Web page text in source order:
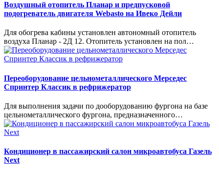
Воздушный отопитель Планар и предпусковой
подогреватель двигателя Webasto на Ивеко Дейли
Для обогрева кабины установлен автономный отопитель
воздуха Планар - 2Д 12. Отопитель установлен на пол…
Переоборудование цельнометаллического Мерседес
Спринтер Классик в рефрижератор
Для выполнения задачи по дооборудованию фургона на базе
цельнометаллического фургона, предназначенного…
Кондиционер в пассажирский салон микроавтобуса Газель
Next